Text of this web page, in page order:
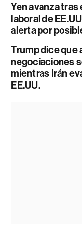
Yen avanza tras
laboral de
alerta por
Trump dice que
negociaciones
mientras Irán
EE.UU.